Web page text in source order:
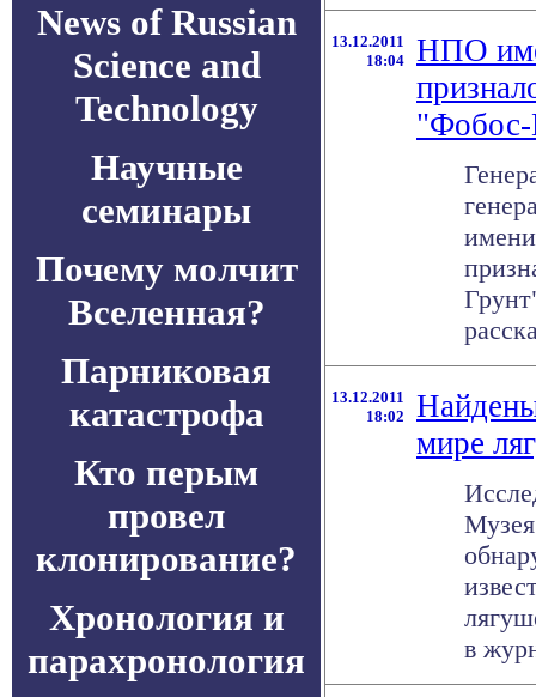
News of Russian
Science and
Technology
Научные
семинары
Почему молчит
Вселенная?
Парниковая
катастрофа
Кто перым
провел
клонирование?
Хронология и
парахронология
13.12.2011
18:04
НПО
"Фобос-
13.12.2011
18:02
мире
в